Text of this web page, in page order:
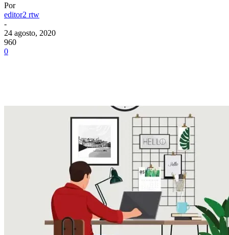
Por
editor2 rtw
-
24 agosto, 2020
960
0